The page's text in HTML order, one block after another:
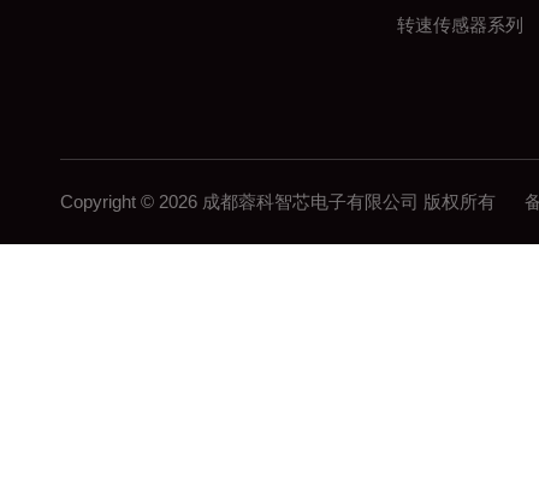
转速传感器系列
Copyright © 2026 成都蓉科智芯电子有限公司 版权所有